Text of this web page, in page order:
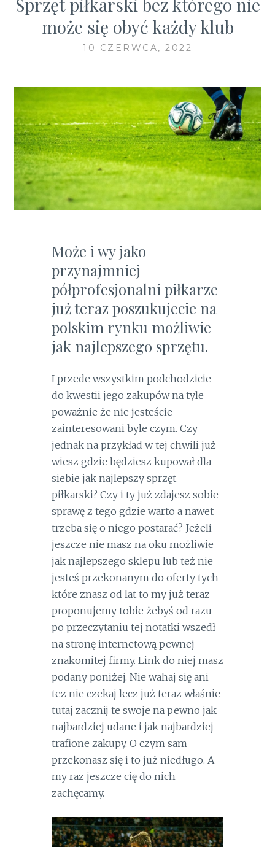
Sprzęt piłkarski bez którego nie
może się obyć każdy klub
10 CZERWCA, 2022
Może i wy jako
przynajmniej
półprofesjonalni piłkarze
już teraz poszukujecie na
polskim rynku możliwie
jak najlepszego sprzętu.
I przede wszystkim podchodzicie
do kwestii jego zakupów na tyle
poważnie że nie jesteście
zainteresowani byle czym. Czy
jednak na przykład w tej chwili już
wiesz gdzie będziesz kupował dla
siebie jak najlepszy sprzęt
piłkarski? Czy i ty już zdajesz sobie
sprawę z tego gdzie warto a nawet
trzeba się o niego postarać? Jeżeli
jeszcze nie masz na oku możliwie
jak najlepszego sklepu lub też nie
jesteś przekonanym do oferty tych
które znasz od lat to my już teraz
proponujemy tobie żebyś od razu
po przeczytaniu tej notatki wszedł
na stronę internetową pewnej
znakomitej firmy. Link do niej masz
podany poniżej. Nie wahaj się ani
tez nie czekaj lecz już teraz właśnie
tutaj zacznij te swoje na pewno jak
najbardziej udane i jak najbardziej
trafione zakupy. O czym sam
przekonasz się i to już niedługo. A
my raz jeszcze cię do nich
zachęcamy.